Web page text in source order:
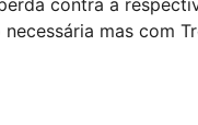
contra a
mas com